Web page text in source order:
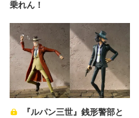
乗れん！
『ルパン三世』銭形警部と